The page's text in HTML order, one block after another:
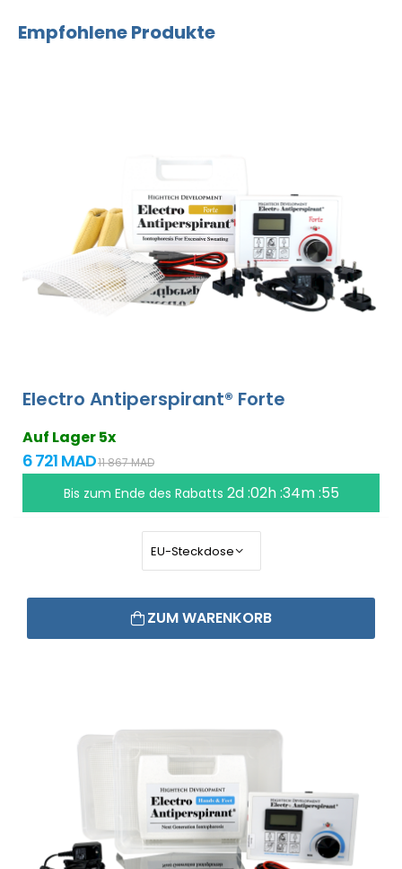
Empfohlene Produkte
Electro Antiperspirant® Forte
Auf Lager 5x
6 721 MAD11 867 MAD
Bis zum Ende des Rabatts 2d :02h :34m :55
ZUM WARENKORB